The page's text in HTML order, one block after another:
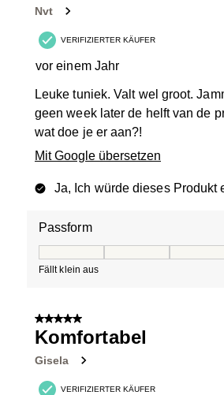
Nvt
VERIFIZIERTER KÄUFER
vor einem Jahr
Leuke tuniek. Valt wel groot.
geen week later de helft van de
wat doe je er aan?!
Mit Google übersetzen
Ja, Ich würde dieses Produkt
Passform
Fällt klein aus
5 von 5 Sternen.
Komfortabel
Gisela
VERIFIZIERTER KÄUFER